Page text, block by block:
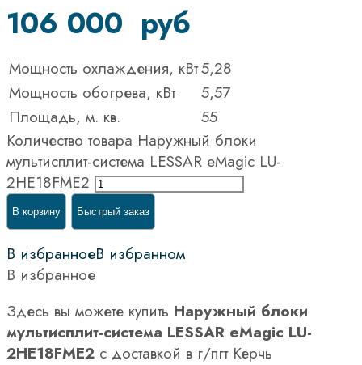
106 000 руб
Мощность охлаждения, кВт5,28
Мощность обогрева, кВт
5,57
Площадь, м. кв.
55
Количество товара Наружный блоки
мультисплит-система LESSAR eMagic LU-
2HE18FME2
В корзину Быстрый заказ
В избранноеВ избранном
В избранное
Здесь вы можете купить Наружный блоки
мультисплит-система LESSAR eMagic LU-
2HE18FME2 с доставкой в г/пгт Керчь